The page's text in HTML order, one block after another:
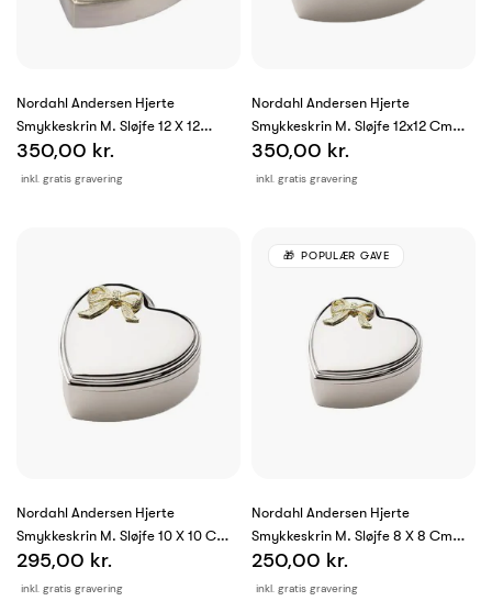
Nordahl Andersen Hjerte
Smykkeskrin M. Sløjfe 12 X 12
Fortinnet
inkl. gratis gravering
350,00 kr.
Nordahl Andersen Hjerte
Smykkeskrin M. Sløjfe 12x12 Cm
Krom
inkl. gratis gravering
350,00 kr.
Nordahl Andersen Hjerte
Smykkeskrin M. Sløjfe 10 X 10 Cm
Krom
inkl. gratis gravering
295,00 kr.
Nordahl Andersen Hjerte
Smykkeskrin M. Sløjfe 8 X 8 Cm
Krom
inkl. gratis gravering
250,00 kr.
POPULÆR GAVE